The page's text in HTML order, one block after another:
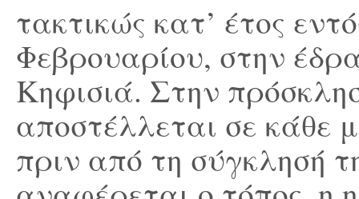
τακτικώς κατ’ έτος
Φεβρουαρίου, στην
Κηφισιά. Στην
αποστέλλεται σε κάθε
πριν από τη σύγκλησή